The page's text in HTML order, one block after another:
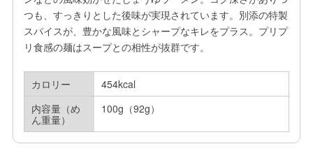
つも、すっきりとした後味が実現されています。別添の特製
スパイスが、豊かな風味とシャープなキレをプラス。プリプ
リ食感の麺はスープとの相性が抜群です。
カロリー
454kcal
内容量（め
ん重量）
100g（92g）